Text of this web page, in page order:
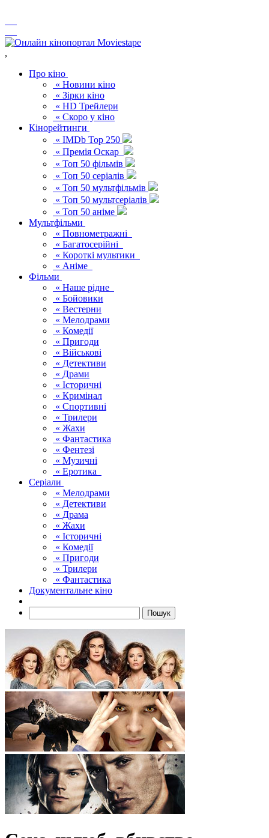
,
Про кіно
« Новини кіно
« Зірки кіно
« HD Трейлери
« Скоро у кіно
Кінорейтинги
« IMDb Top 250
« Премія Оскар
« Топ 50 фільмів
« Топ 50 серіалів
« Топ 50 мультфільмів
« Топ 50 мультсеріалів
« Топ 50 аніме
Мультфільми
« Повнометражні
« Багатосерійні
« Короткі мультики
« Аніме
Фільми
« Наше рідне
« Бойовики
« Вестерни
« Мелодрами
« Комедії
« Пригоди
« Військові
« Детективи
« Драми
« Історичні
« Кримінал
« Спортивні
« Трилери
« Жахи
« Фантастика
« Фентезі
« Музичні
« Еротика
Серіали
« Мелодрами
« Детективи
« Драма
« Жахи
« Історичні
« Комедії
« Пригоди
« Трилери
« Фантастика
Документальне кіно
Пошук